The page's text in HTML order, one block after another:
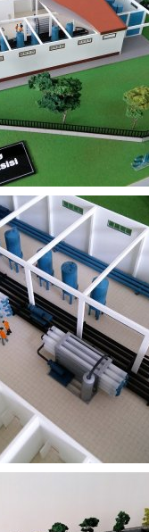
PAKET
ANKARA
PAKET